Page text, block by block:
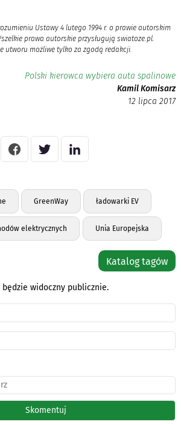
Ustawy 4 lutego 1994 r. o prawie autorskim
prawa autorskie przysługują swiatoze.pl.
utworu możliwe tylko za zgodą redakcji.
Polski kierowca wybiera auta spalinowe
Kamil Komisarz
12 lipca 2017
GreenWay ładowarki EV
elektrycznych Unia Europejska
Katalog tagów
widoczny publicznie.